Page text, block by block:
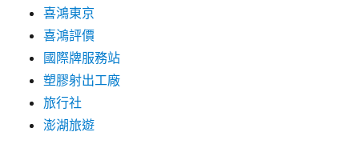
喜鴻東京
喜鴻評價
國際牌服務站
塑膠射出工廠
旅行社
澎湖旅遊